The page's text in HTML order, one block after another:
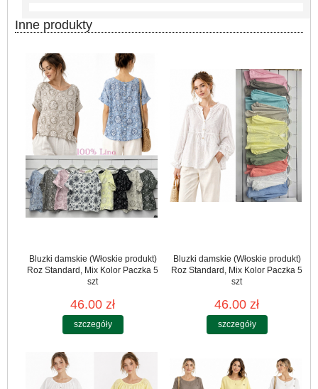
Inne produkty
Bluzki damskie (Włoskie produkt)
Roz Standard, Mix Kolor Paczka 5
szt
46.00 zł
szczegóły
Bluzki damskie (Włoskie produkt)
Roz Standard, Mix Kolor Paczka 5
szt
46.00 zł
szczegóły